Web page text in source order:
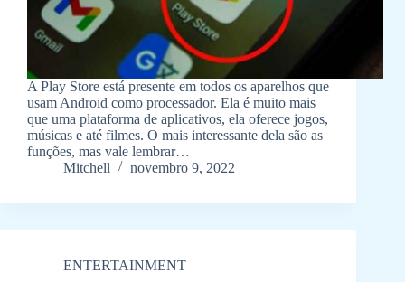
A Play Store está presente em todos os aparelhos que
usam Android como processador. Ela é muito mais
que uma plataforma de aplicativos, ela oferece jogos,
músicas e até filmes. O mais interessante dela são as
funções, mas vale lembrar…
Mitchell
novembro 9, 2022
ENTERTAINMENT